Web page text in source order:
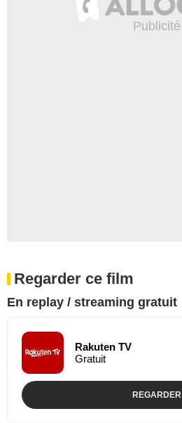
Regarder ce film
En replay / streaming gratuit
Rakuten TV
Gratuit
REGARDER